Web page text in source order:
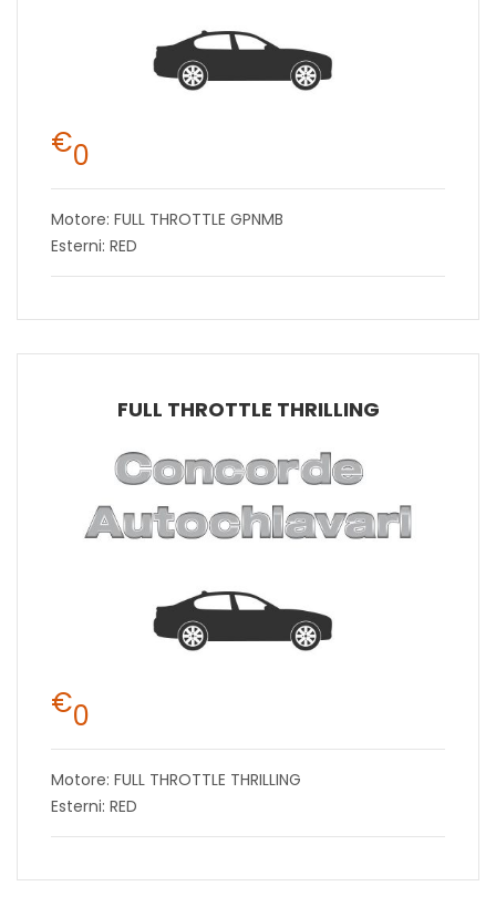
€0
Motore: FULL THROTTLE GPNMB
Esterni: RED
FULL THROTTLE THRILLING
€0
Motore: FULL THROTTLE THRILLING
Esterni: RED